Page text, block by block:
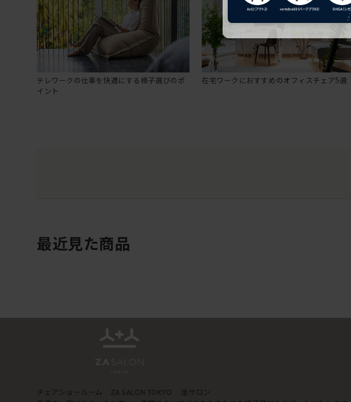
テレワークの仕事を快適にする椅子選びのポ
イント
在宅ワークにおすすめのオフィスチェア5選
最近見た商品
チェアショールーム ZA SALON TOKYO
坐サロン